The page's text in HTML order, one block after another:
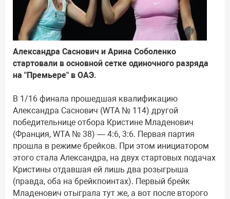
Александра Саснович и Арина Соболенко
стартовали в основной сетке одиночного разряда
на "Премьере" в ОАЭ.
В 1/16 финала прошедшая квалификацию
Александра Саснович (WTA № 114) другой
победительнице отбора Кристине Младенович
(Франция, WTA № 38) — 4:6, 3:6. Первая партия
прошла в режиме брейков. При этом инициатором
этого стала Александра, на двух стартовых подачах
Кристины отдавшая ей лишь два розыгрыша
(правда, оба на брейкпоинтах). Первый брейк
Младенович отыграла тут же, а вот после второго